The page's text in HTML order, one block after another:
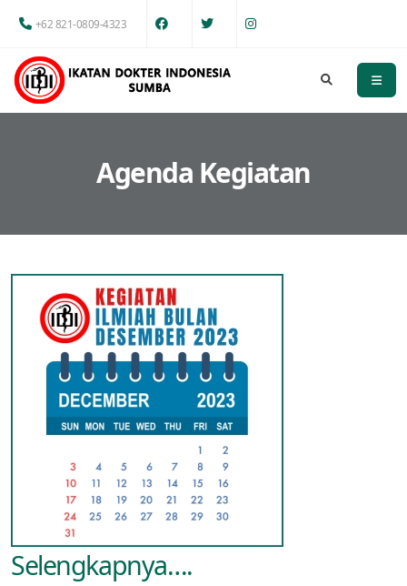
+62 821-0809-4323
Agenda Kegiatan
Selengkapnya….